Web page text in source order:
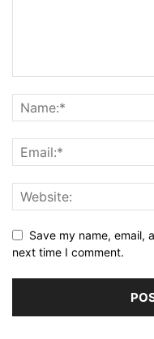
Save my name, email,
next time I comment.